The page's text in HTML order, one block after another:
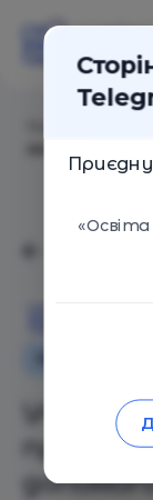
«Освіта